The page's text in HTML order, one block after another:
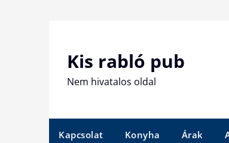
Kis rabló pub
Nem hivatalos oldal
Kapcsolat Konyha Árak